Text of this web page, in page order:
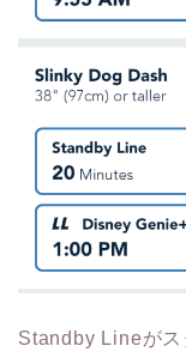
Standby Lineがス